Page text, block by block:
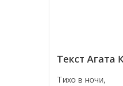
Текст
Тихо в ночи,